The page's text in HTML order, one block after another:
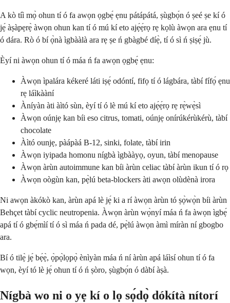
A kò tíì mọ̀ ohun tí ó fa awọn ọgbẹ́ ẹnu pátápátá, ṣùgbọ́n ó ṣeé ṣe kí ó
jẹ́ àṣàpẹrẹ̀ àwọn ohun kan tí ó mú kí eto ajẹ́ẹ́rọ rẹ kọlù àwọn ara ẹnu tí
ó dára. Rò ó bí ọ̀nà ìgbààlà ara rẹ ṣe ń gbàgbé díẹ̀, tí ó sì ń ṣiṣẹ́ jù.
Èyí ni àwọn ohun tí ó máa ń fa awọn ọgbẹ́ ẹnu:
Àwọn ìpalára kékeré láti iṣẹ́ odóntí, fifọ tí ó lágbára, tàbí fífọ́ ẹnu
rẹ láìkààní
Àníyàn àti àìtó sùn, èyí tí ó lè mú kí eto ajẹ́ẹ́rọ rẹ rẹ̀wẹ̀sì
Àwọn oúnjẹ kan bíi eso citrus, tomati, oúnjẹ onírúkérùkérù, tàbí
chocolate
Àìtó ounjẹ, pàápàá B-12, sinki, folate, tàbí irin
Àwọn iyipada homonu nígbà ìgbààyọ, oyun, tàbí menopause
Àwọn àrùn autoimmune kan bíi àrùn celiac tàbí àrùn ikun tí ó rọ
Àwọn oògùn kan, pẹ̀lú beta-blockers àti awọn olùdènà irora
Ni awọn àkókò kan, àrùn apá lè jẹ́ ki a rí àwọn àrùn tó ṣọ̀wọ̀n bíi àrùn
Behçet tàbí cyclic neutropenia. Àwọn àrùn wọ̀nyí máa ń fa àwọn ìgbẹ́
apá tí ó gbẹ́mìí tí ó sì máa ń pada dé, pẹ̀lú àwọn àmì míràn ní gbogbo
ara.
Bí ó tilẹ̀ jẹ́ bẹ́ẹ̀, ọ̀pọ̀lọpọ̀ ènìyàn máa ń ní àrùn apá láìsí ohun tí ó fa
wọn, èyí tó lè jẹ́ ohun tí ó ń ṣòro, ṣùgbọ́n ó dàbí àṣà.
Nígbà wo ni o yẹ kí o lọ sọ́dọ̀ dókítà nítorí